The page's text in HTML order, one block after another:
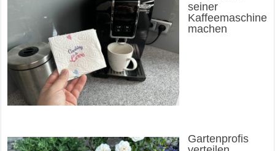
seiner
Kaffeemaschine
machen
Gartenprofis